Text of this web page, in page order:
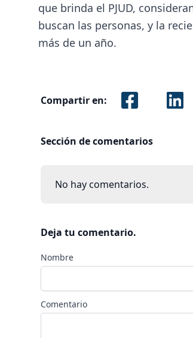
que brinda el PJUD,
buscan las personas, y la
más de un año.
Compartir en:
Sección de comentarios
No hay comentarios.
Deja tu comentario.
Nombre
Comentario